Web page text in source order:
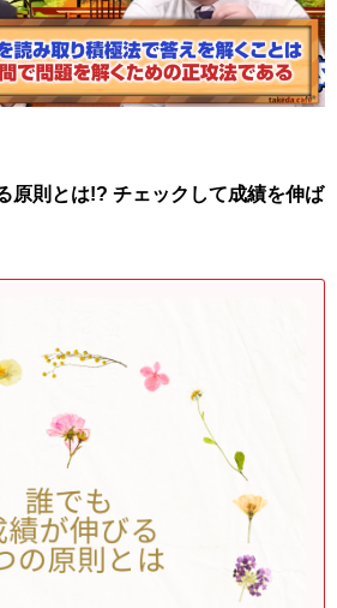
原則とは!? チェックして成績を伸ば